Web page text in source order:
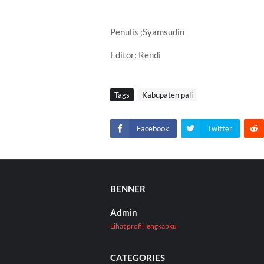
Penulis ;Syamsudin
Editor: Rendi
Tags Kabupaten pali
Facebook Twitter
BENNER
Admin
Lihat profil lengkapku
CATEGORIES